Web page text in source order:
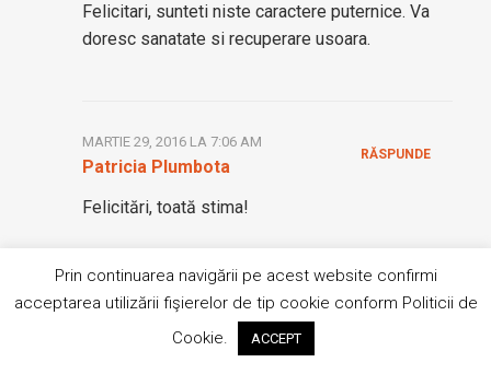
Felicitari, sunteti niste caractere puternice. Va
doresc sanatate si recuperare usoara.
Patricia Plumbota
MARTIE 29, 2016 LA 7:06 AM
Felicitări, toată stima!
RĂSPUNDE
MARTIE 29, 2016 LA 7:23 AM
Prin continuarea navigării pe acest website confirmi
acceptarea utilizării fişierelor de tip cookie conform Politicii de
Cookie.
ACCEPT